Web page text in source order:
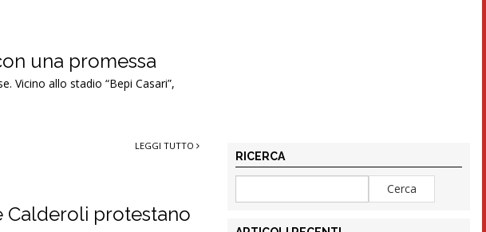
una promessa
Vicino allo stadio “Bepi Casari”,
LEGGI TUTTO
Calderoli protestano
RICERCA